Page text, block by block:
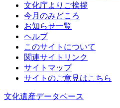
文化庁よりご挨拶
今月のみどころ
お知らせ一覧
ヘルプ
このサイトについて
関連サイトリンク
サイトマップ
サイトのご意見はこちら
文化遺産データベース